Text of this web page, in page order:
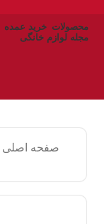
محصولات خرید عمده
مجله لوازم خانگی
صفحه اصلی